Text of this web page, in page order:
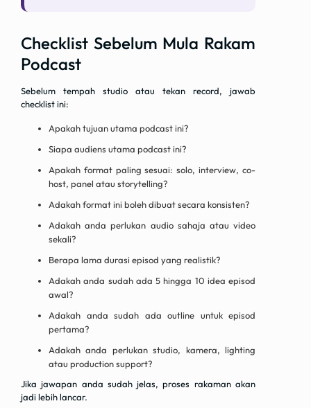
Checklist Sebelum Mula Rakam
Podcast
Sebelum tempah studio atau tekan record, jawab
checklist ini:
Apakah tujuan utama podcast ini?
Siapa audiens utama podcast ini?
Apakah format paling sesuai: solo, interview, co-
host, panel atau storytelling?
Adakah format ini boleh dibuat secara konsisten?
Adakah anda perlukan audio sahaja atau video
sekali?
Berapa lama durasi episod yang realistik?
Adakah anda sudah ada 5 hingga 10 idea episod
awal?
Adakah anda sudah ada outline untuk episod
pertama?
Adakah anda perlukan studio, kamera, lighting
atau production support?
Jika jawapan anda sudah jelas, proses rakaman akan
jadi lebih lancar.